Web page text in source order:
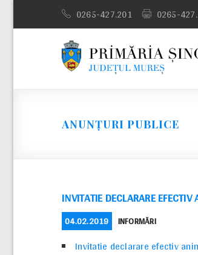
0265-427.201 0265-
ANUNȚURI PUBLICE
INVITATIE DECLARARE
POSTED
ON
04.02.2019 CATEGORIES
INFORMĂRI
Invitatie declarare efectiv